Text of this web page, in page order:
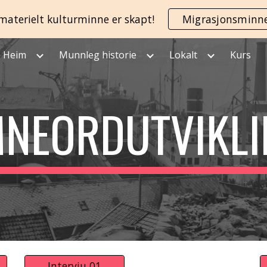
to main content Skip to
kulturminne er skapt!
Heim Munnleg historie Lokalt Kurs